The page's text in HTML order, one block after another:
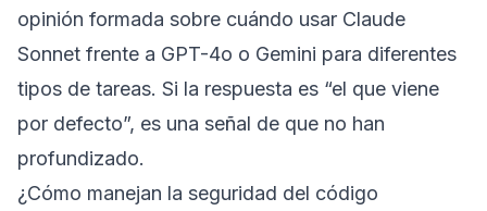
opinión formada sobre cuándo usar Claude
Sonnet frente a GPT-4o o Gemini para diferentes
tipos de tareas. Si la respuesta es “el que viene
por defecto”, es una señal de que no han
profundizado.
¿Cómo manejan la seguridad del código